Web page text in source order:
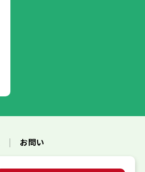
お問い